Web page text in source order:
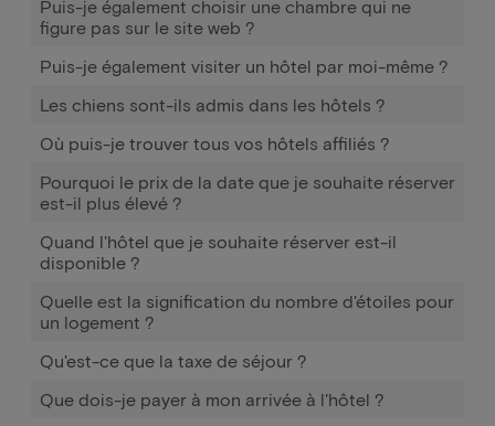
Puis-je également choisir une chambre qui ne
figure pas sur le site web ?
Puis-je également visiter un hôtel par moi-même ?
Les chiens sont-ils admis dans les hôtels ?
Où puis-je trouver tous vos hôtels affiliés ?
Pourquoi le prix de la date que je souhaite réserver
est-il plus élevé ?
Quand l'hôtel que je souhaite réserver est-il
disponible ?
Quelle est la signification du nombre d'étoiles pour
un logement ?
Qu'est-ce que la taxe de séjour ?
Que dois-je payer à mon arrivée à l'hôtel ?